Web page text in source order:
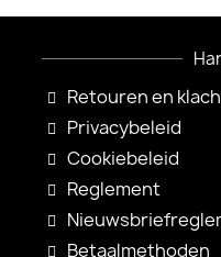
Retouren en
Privacybeleid
Cookiebeleid
Reglement
Betaalmethoden